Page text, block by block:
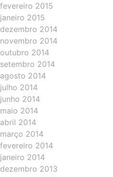
fevereiro 2015
janeiro 2015
dezembro 2014
novembro 2014
outubro 2014
setembro 2014
agosto 2014
julho 2014
junho 2014
maio 2014
abril 2014
março 2014
fevereiro 2014
janeiro 2014
dezembro 2013